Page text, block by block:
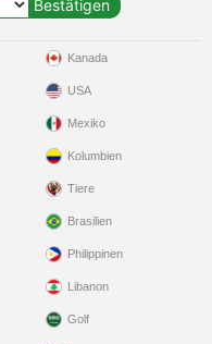
Kanada
USA
Mexiko
Kolumbien
Tiere
Brasilien
Philippinen
Libanon
Golf